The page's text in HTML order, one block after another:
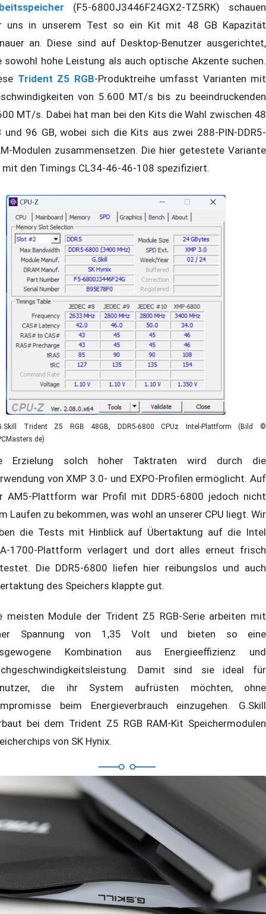
(F5-6800J3446F24GX2-TZ5RK) schauen
uns in unserem Test so ein Kit mit 48 GB Kapazität
an. Diese sind auf Desktop-Benutzer ausgerichtet,
sowohl hohe Leistung als auch optische Akzente suchen.
Trident Z5 RGB-Produktreihe umfasst Varianten mit
von 5.600 MT/s bis zu beeindruckenden
MT/s. Dabei hat man bei den Kits die Wahl zwischen 48
und 96 GB, wobei sich die Kits aus zwei 288-PIN-DDR5-
Modulen zusammensetzen. Die hier getestete Variante
den Timings CL34-46-46-108 spezifiziert.
Trident Z5 RGB 48GB, DDR5-6800 CPUz Intel-Plattform (Bild ©
Erzielung solch hoher Taktraten wird durch die
von XMP 3.0- und EXPO-Profilen ermöglicht. Auf
AM5-Plattform war Profil mit DDR5-6800 jedoch nicht
Laufen zu bekommen, was wohl an unserer CPU liegt. Wir
die Tests mit Hinblick auf Übertaktung auf die Intel
1700-Plattform verlagert und dort alles erneut frisch
Die DDR5-6800 liefen hier reibungslos und auch
des Speichers klappte gut.
meisten Module der Trident Z5 RGB-Serie arbeiten mit
Spannung von 1,35 Volt und bieten so eine
Kombination aus Energieeffizienz und
Damit sind sie ideal für
die ihr System aufrüsten möchten, ohne
beim Energieverbrauch einzugehen. G.Skill
bei dem Trident Z5 RGB RAM-Kit Speichermodulen
von SK Hynix.